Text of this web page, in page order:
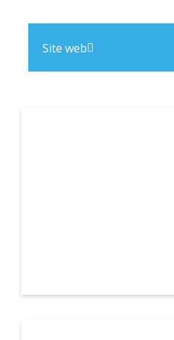
Site web